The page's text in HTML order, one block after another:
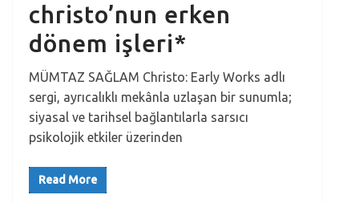
christo’nun erken
dönem işleri*
MÜMTAZ SAĞLAM Christo: Early Works adlı
sergi, ayrıcalıklı mekânla uzlaşan bir sunumla;
siyasal ve tarihsel bağlantılarla sarsıcı
psikolojik etkiler üzerinden
Read More